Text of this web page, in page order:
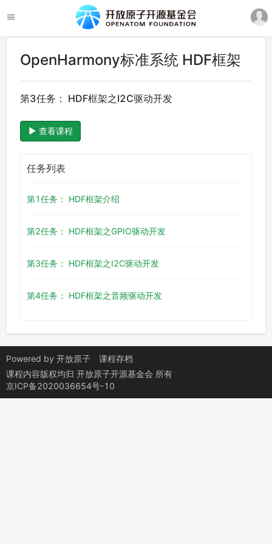
OpenHarmony标准系统 HDF框架
第3任务： HDF框架之I2C驱动开发
查看课程
任务列表
第1任务： HDF框架介绍
第2任务： HDF框架之GPIO驱动开发
第3任务： HDF框架之I2C驱动开发
第4任务： HDF框架之音频驱动开发
Powered by 开放原子
课程存档
课程内容版权均归 开放原子开源基金会 所有
京ICP备2020036654号-10